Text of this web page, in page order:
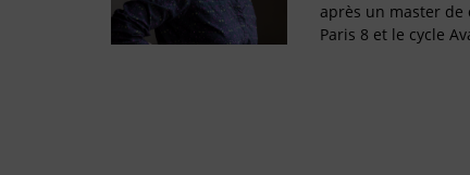
après un master de
Paris 8 et le cycle